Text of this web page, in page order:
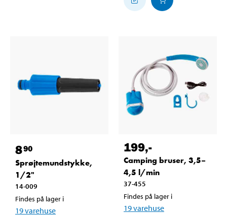
890
Sprøjtemundstykke,
1/2"
14-009
Findes på lager i
19varehuse
199,-
Camping bruser, 3,5–
4,5 l/min
37-455
Findes på lager i
19varehuse